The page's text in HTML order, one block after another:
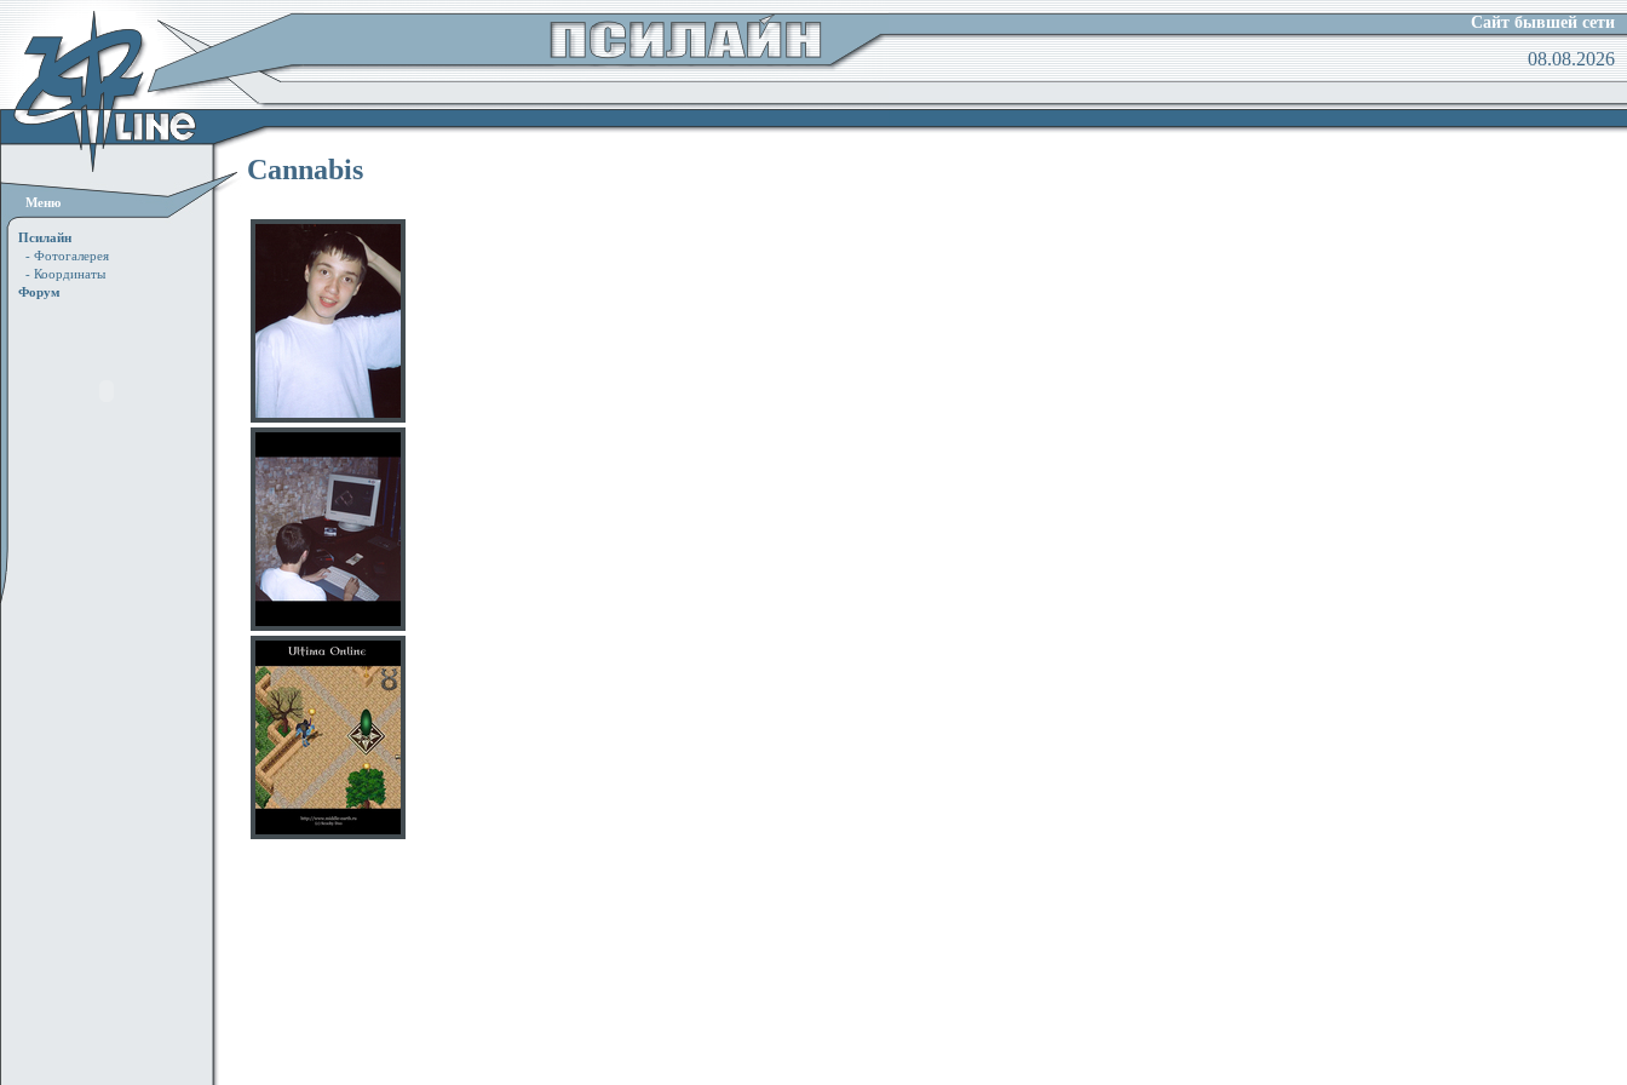
Сайт бывшей сети
08.08.2026
Меню
Псилайн
- Фотогалерея
- Координаты
Форум
Cannabis